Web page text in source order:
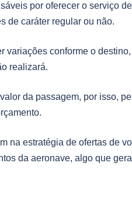
por oferecer o serviço
de caráter regular ou não.
variações conforme o
realizará.
da passagem, por isso,
na estratégia de ofertas de
da aeronave, algo que